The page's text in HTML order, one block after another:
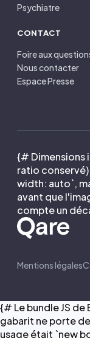
Psychiatre
CONTACT
Foire aux
Nous contacter
Espace Presse
{# Dimensions
ratio conservé)
width: auto`,
avant que
compte un
Mentions légales
{# Le bundle JS de
gabarit ne porte
usage était `new